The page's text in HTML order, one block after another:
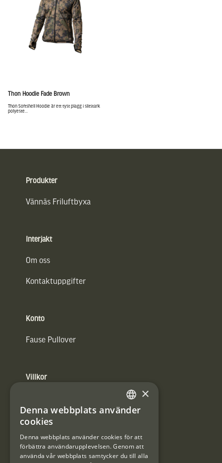
Thon Hoodie Fade Brown
Thon Softshell Hoodie är ett tyst plagg i slitstark
polyeste...
Produkter
Vännäs Friluftbyxa
Interjakt
Om oss
Kontaktuppgifter
Konto
Fause Pullover
Villkor
Användarvillkor
#Interjaktfamily
SWEDISH
×
Denna webbplats använder
cookies
Denna webbplats använder cookies för att
förbättra användarupplevelsen. Genom att
använda vår webbplats samtycker du till alla